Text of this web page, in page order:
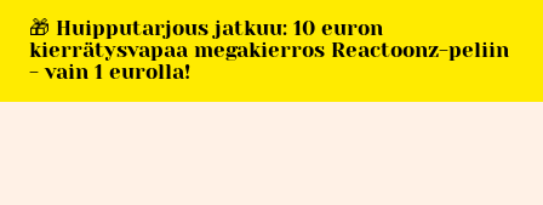
🎁 Huipputarjous jatkuu: 10 euron
kierrätysvapaa megakierros Reactoonz-peliin
- vain 1 eurolla!